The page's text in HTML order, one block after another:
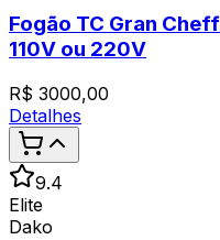
Fogão TC Gran
110V ou 220V
R$ 3000,00
Detalhes
9.4
Elite
Dako